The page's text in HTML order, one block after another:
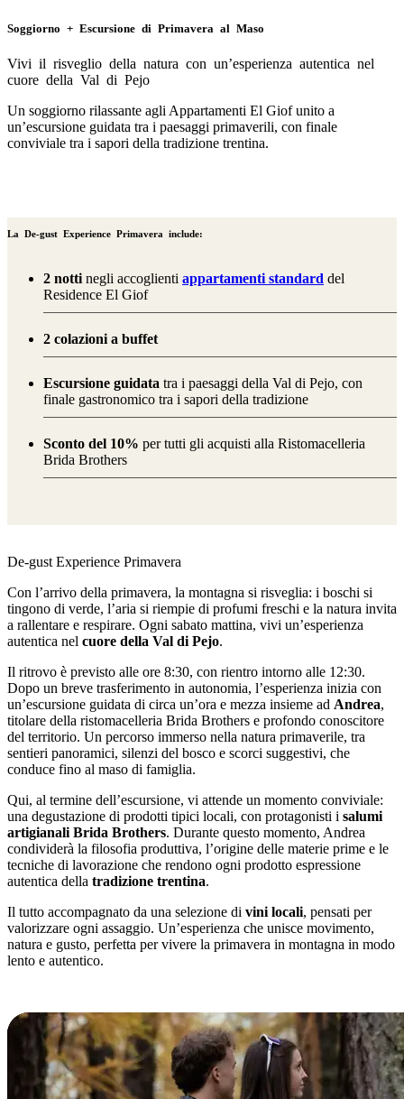
Soggiorno + Escursione di Primavera al Maso
Vivi il risveglio della natura con un’esperienza autentica nel
cuore della Val di Pejo
Un soggiorno rilassante agli Appartamenti El Giof unito a
un’escursione guidata tra i paesaggi primaverili, con finale
conviviale tra i sapori della tradizione trentina.
La De-gust Experience Primavera include:
2 notti negli accoglienti appartamenti standard del
Residence El Giof
2 colazioni a buffet
Escursione guidata tra i paesaggi della Val di Pejo, con
finale gastronomico tra i sapori della tradizione
Sconto del 10% per tutti gli acquisti alla Ristomacelleria
Brida Brothers
De-gust Experience Primavera
Con l’arrivo della primavera, la montagna si risveglia: i boschi si
tingono di verde, l’aria si riempie di profumi freschi e la natura invita
a rallentare e respirare. Ogni sabato mattina, vivi un’esperienza
autentica nel cuore della Val di Pejo.
Il ritrovo è previsto alle ore 8:30, con rientro intorno alle 12:30.
Dopo un breve trasferimento in autonomia, l’esperienza inizia con
un’escursione guidata di circa un’ora e mezza insieme ad Andrea,
titolare della ristomacelleria Brida Brothers e profondo conoscitore
del territorio. Un percorso immerso nella natura primaverile, tra
sentieri panoramici, silenzi del bosco e scorci suggestivi, che
conduce fino al maso di famiglia.
Qui, al termine dell’escursione, vi attende un momento conviviale:
una degustazione di prodotti tipici locali, con protagonisti i salumi
artigianali Brida Brothers. Durante questo momento, Andrea
condividerà la filosofia produttiva, l’origine delle materie prime e le
tecniche di lavorazione che rendono ogni prodotto espressione
autentica della tradizione trentina.
Il tutto accompagnato da una selezione di vini locali, pensati per
valorizzare ogni assaggio. Un’esperienza che unisce movimento,
natura e gusto, perfetta per vivere la primavera in montagna in modo
lento e autentico.